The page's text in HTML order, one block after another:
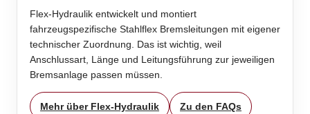
Flex-Hydraulik entwickelt und montiert
fahrzeugspezifische Stahlflex Bremsleitungen mit eigener
technischer Zuordnung. Das ist wichtig, weil
Anschlussart, Länge und Leitungsführung zur jeweiligen
Bremsanlage passen müssen.
Mehr über Flex-Hydraulik Zu den FAQs